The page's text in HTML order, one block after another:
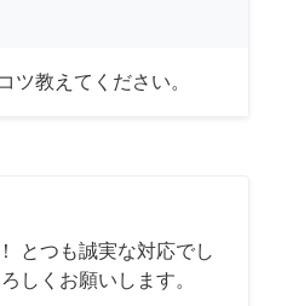
ツ教えてください。
とつも誠実な対応でし
しくお願いします。